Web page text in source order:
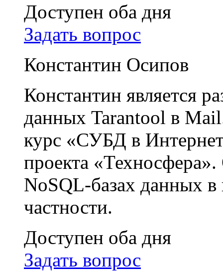
Доступен оба дня
Задать вопрос
Константин Осипов
Константин является
данных Tarantool в
курс «СУБД в
проекта
NoSQL-базах данных
частности.
Доступен оба дня
Задать вопрос